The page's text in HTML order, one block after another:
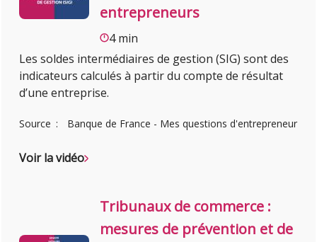
entrepreneurs
4 min
Les soldes intermédiaires de gestion (SIG) sont des
indicateurs calculés à partir du compte de résultat
d’une entreprise.
Source Banque de France - Mes questions d'entrepreneur
Voir la vidéo
Tribunaux de commerce :
mesures de prévention et de